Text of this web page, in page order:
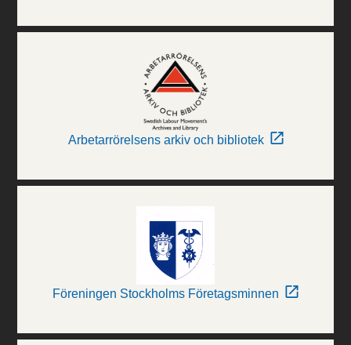
Arbetarrörelsens arkiv och bibliotek
Föreningen Stockholms Företagsminnen